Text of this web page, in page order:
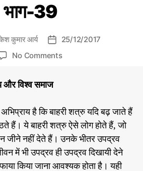
त
हिं
स
चा
र
त्र
भाग-39
कुमार आर्य
P
d
e
25/12/2017
No Commentso
क
र्म
यो
ग
औ
र
और विश्व समाज
है कि बाहरी शत्रु यदि बढ़ जाते हैं
हैं। ये बाहरी शत्रु ऐसे लोग होते हैं, जो
जीने नहीं देते हैं। उनके भीतर उपद्रव
में भी उपद्रव ही उपद्रव दिखायी देने
किया जाना आवश्यक होता है। यही